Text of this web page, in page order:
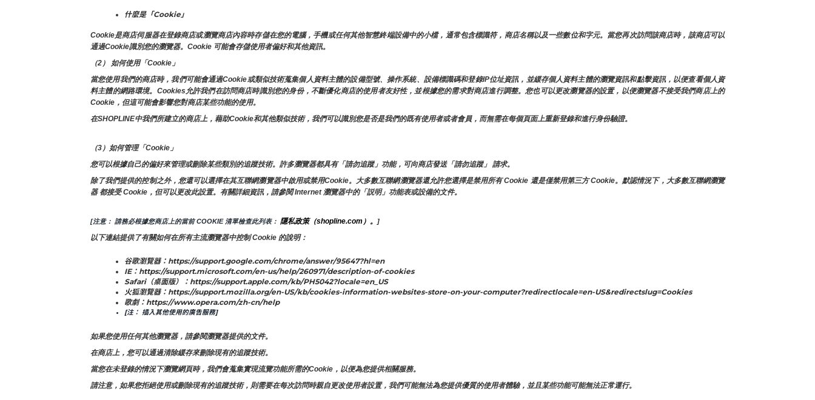
什麼是「Cookie」
Cookie是商店伺服器在登錄商店或瀏覽商店內容時存儲在您的電腦，手機或任何其他智慧終端設備中的小檔，通常包含標識符，商店名稱以及一些數位和字元。當您再次訪問該商店時，該商店可以
通過Cookie識別您的瀏覽器。Cookie 可能會存儲使用者偏好和其他資訊。
（2） 如何使用「Cookie」
當您使用我們的商店時，我們可能會通過Cookie或類似技術蒐集個人資料主體的設備型號、操作系統、設備標識碼和登錄IP位址資訊，並緩存個人資料主體的瀏覽資訊和點擊資訊，以便查看個人資
料主體的網路環境。Cookies允許我們在訪問商店時識別您的身份，不斷優化商店的使用者友好性，並根據您的需求對商店進行調整。您也可以更改瀏覽器的設置，以便瀏覽器不接受我們商店上的
Cookie，但這可能會影響您對商店某些功能的使用。
在SHOPLINE中我們所建立的商店上，藉助Cookie和其他類似技術，我們可以識別您是否是我們的既有使用者或者會員，而無需在每個頁面上重新登錄和進行身份驗證。
（3）如何管理「Cookie」
您可以根據自己的偏好來管理或刪除某些類別的追蹤技術。許多瀏覽器都具有「請勿追蹤」功能，可向商店發送「請勿追蹤」 請求。
除了我們提供的控制之外，您還可以選擇在其互聯網瀏覽器中啟用或禁用Cookie。大多數互聯網瀏覽器還允許您選擇是禁用所有 Cookie 還是僅禁用第三方 Cookie。默認情況下，大多數互聯網瀏覽
器 都接受 Cookie，但可以更改此設置。有關詳細資訊，請參閱 Internet 瀏覽器中的「説明」功能表或設備的文件。
[注意： 請務必根據您商店上的當前 COOKIE 清單檢查此列表： 隱私政策（shopline.com）。 ]
以下連結提供了有關如何在所有主流瀏覽器中控制 Cookie 的說明：
谷歌瀏覽器：https://support.google.com/chrome/answer/95647?hl=en
IE：https://support.microsoft.com/en-us/help/260971/description-of-cookies
Safari（桌面版）：https://support.apple.com/kb/PH5042?locale=en_US
火狐瀏覽器：https://support.mozilla.org/en-US/kb/cookies-information-websites-store-on-your-computer?redirectlocale=en-US&redirectslug=Cookies
歌劇：https://www.opera.com/zh-cn/help
[注： 插入其他使用的廣告服務]
如果您使用任何其他瀏覽器，請參閱瀏覽器提供的文件。
在商店上，您可以通過清除緩存來刪除現有的追蹤技術。
當您在未登錄的情況下瀏覽網頁時，我們會蒐集實現流覽功能所需的Cookie，以便為您提供相關服務。
請注意，如果您拒絕使用或刪除現有的追蹤技術，則需要在每次訪問時親自更改使用者設置，我們可能無法為您提供優質的使用者體驗，並且某些功能可能無法正常運行。